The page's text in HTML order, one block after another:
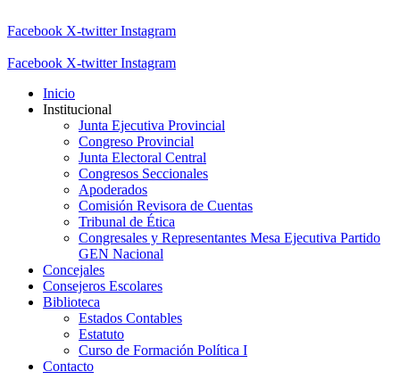
Facebook X-twitter Instagram
Facebook X-twitter Instagram
Inicio
Institucional
Junta Ejecutiva Provincial
Congreso Provincial
Junta Electoral Central
Congresos Seccionales
Apoderados
Comisión Revisora de Cuentas
Tribunal de Ética
Congresales y Representantes Mesa Ejecutiva Partido
GEN Nacional
Concejales
Consejeros Escolares
Biblioteca
Estados Contables
Estatuto
Curso de Formación Política I
Contacto